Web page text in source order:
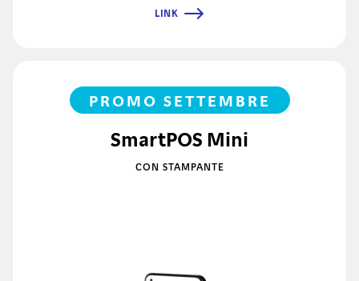
LINK
PROMO SETTEMBRE
SmartPOS Mini
CON STAMPANTE